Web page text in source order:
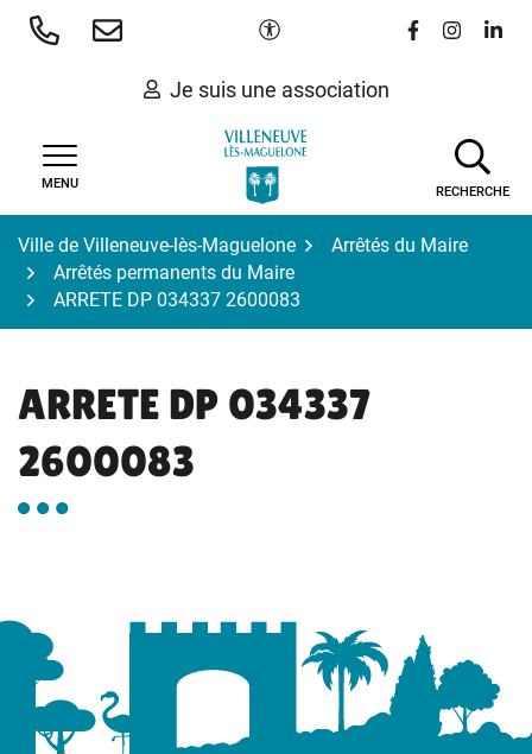
Aller
Paramètres d'accessibilité
Lien vers le
Lien vers
Lien
Je suis une association
MENU
RECHERCHE
Ville de Villeneuve-lès-Maguelone
Arrêtés du Maire
Arrêtés permanents du Maire
ARRETE DP 034337 2600083
ARRETE DP 034337
2600083